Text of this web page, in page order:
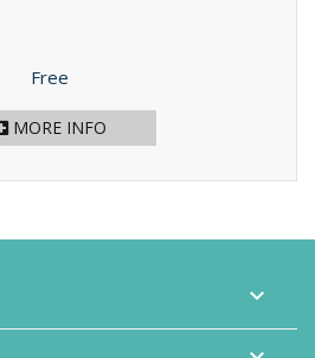
Price
Free
MORE INFO
